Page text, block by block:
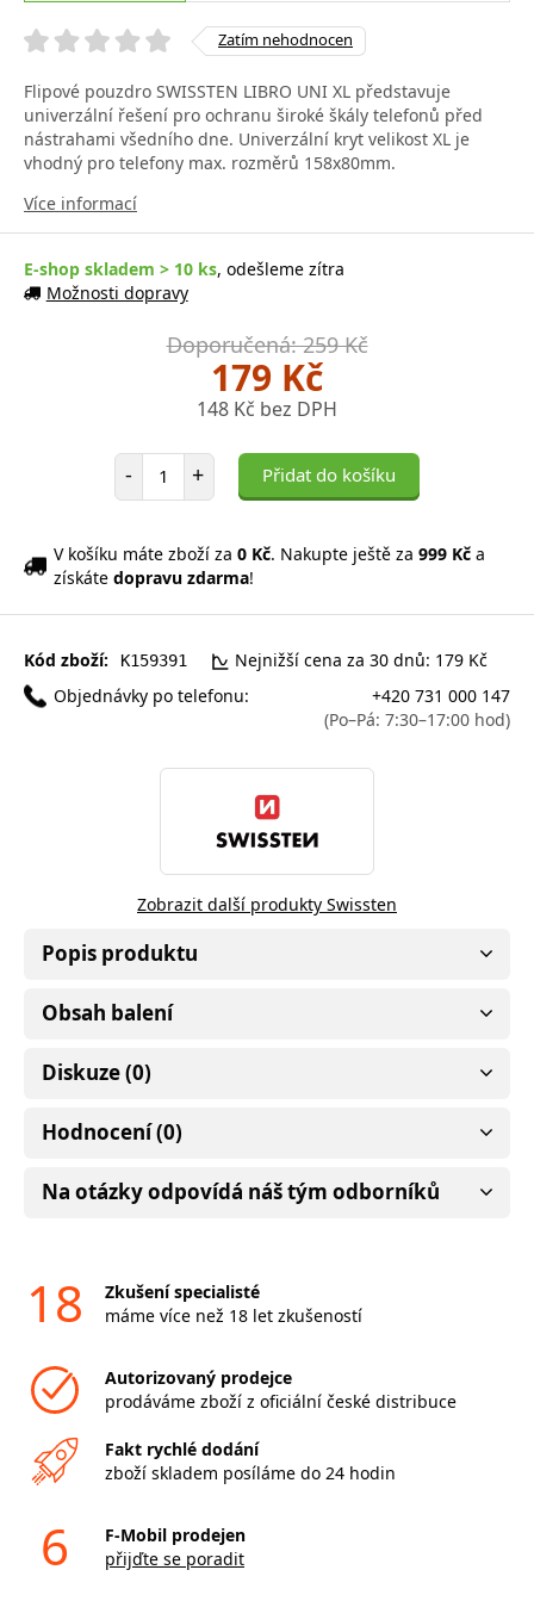
Zatím nehodnocen
Flipové pouzdro SWISSTEN LIBRO UNI XL představuje
univerzální řešení pro ochranu široké škály telefonů před
nástrahami všedního dne. Univerzální kryt velikost XL je
vhodný pro telefony max. rozměrů 158x80mm.
Více informací
E-shop skladem > 10 ks, odešleme zítra
Možnosti dopravy
Doporučená: 259 Kč
179 Kč
148 Kč bez DPH
- Počet položek
+ Přidat do košíku
V košíku máte zboží za 0 Kč. Nakupte ještě za 999 Kč a
získáte dopravu zdarma!
Kód zboží: K159391
Nejnižší cena za 30 dnů: 179 Kč
Objednávky po telefonu:
+420 731 000 147
(Po–Pá: 7:30–17:00 hod)
Zobrazit další produkty Swissten
Popis produktu
Obsah balení
Diskuze (0)
Hodnocení (0)
Na otázky odpovídá náš tým odborníků
18
Zkušení specialisté
máme více než 18 let zkušeností
Autorizovaný prodejce
prodáváme zboží z oficiální české distribuce
Fakt rychlé dodání
zboží skladem posíláme do 24 hodin
6
F-Mobil prodejen
přijďte se poradit